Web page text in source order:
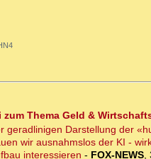
Thema Geld &
geradlinigen Darstellung der
wir ausnahmslos der KI -
interessieren - FOX-NEWS,